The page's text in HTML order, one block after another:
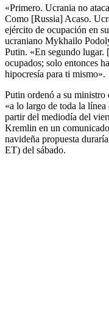
«Primero. Ucrania no
Como [Russia] Acaso.
ejército de ocupación en
ucraniano Mykhailo
Putin. «En segundo lugar.
ocupados; solo entonces
hipocresía para ti mismo».
Putin ordenó a su
«a lo largo de toda la línea
partir del mediodía del
Kremlin en un
navideña propuesta
ET) del sábado.